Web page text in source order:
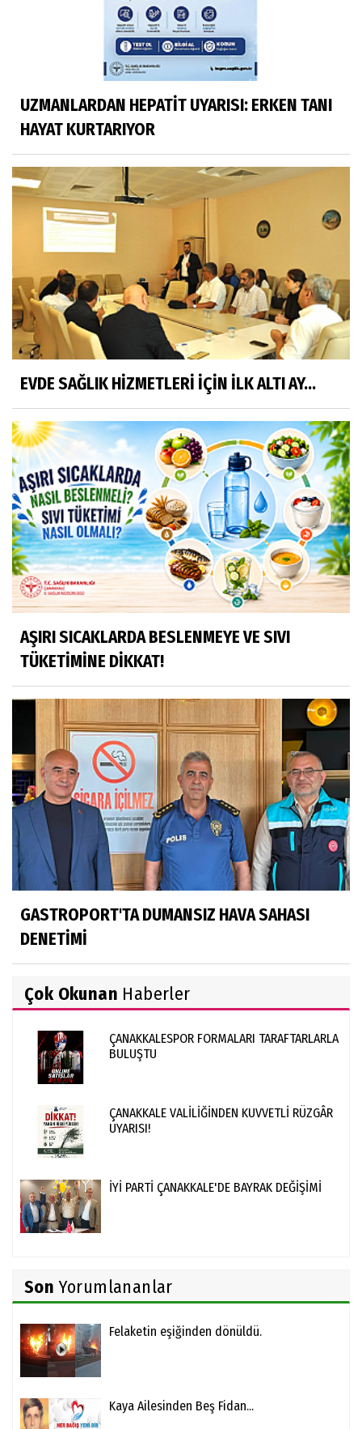
UZMANLARDAN HEPATİT UYARISI: ERKEN TANI
HAYAT KURTARIYOR
EVDE SAĞLIK HİZMETLERİ İÇİN İLK ALTI AY...
AŞIRI SICAKLARDA BESLENMEYE VE SIVI
TÜKETİMİNE DİKKAT!
GASTROPORT'TA DUMANSIZ HAVA SAHASI
DENETİMİ
Çok Okunan Haberler
ÇANAKKALESPOR FORMALARI TARAFTARLARLA
BULUŞTU
ÇANAKKALE VALİLİĞİNDEN KUVVETLİ RÜZGÂR
UYARISI!
İYİ PARTİ ÇANAKKALE'DE BAYRAK DEĞİŞİMİ
Son Yorumlananlar
Felaketin eşiğinden dönüldü.
Kaya Ailesinden Beş Fidan...